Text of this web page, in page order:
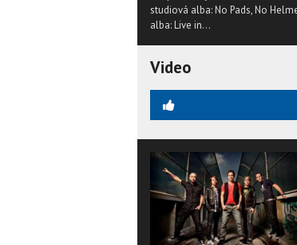
studiová alba: No Pads, No
alba: Live in...
Video